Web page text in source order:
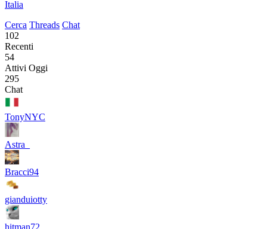
Italia
Cerca Threads Chat
102
Recenti
54
Attivi Oggi
295
Chat
TonyNYC
Astra_
Bracci94
gianduiotty
hitman72